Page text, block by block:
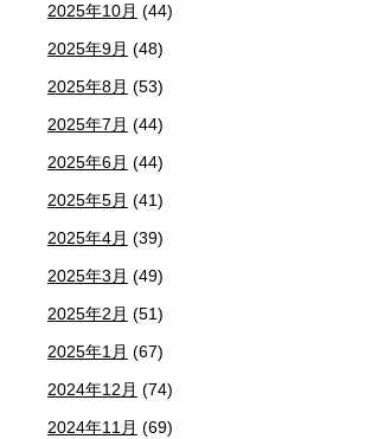
2025年10月 (44)
2025年9月 (48)
2025年8月 (53)
2025年7月 (44)
2025年6月 (44)
2025年5月 (41)
2025年4月 (39)
2025年3月 (49)
2025年2月 (51)
2025年1月 (67)
2024年12月 (74)
2024年11月 (69)